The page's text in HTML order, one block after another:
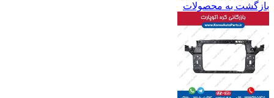
بازگشت به محصولات